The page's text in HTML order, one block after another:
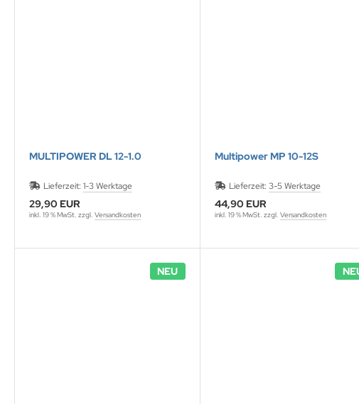
MULTIPOWER DL 12-1.0
Lieferzeit: 1-3 Werktage
29,90 EUR
inkl. 19 % MwSt. zzgl. Versandkosten
Multipower MP 10-12S
Lieferzeit: 3-5 Werktage
44,90 EUR
inkl. 19 % MwSt. zzgl. Versandkosten
NEU